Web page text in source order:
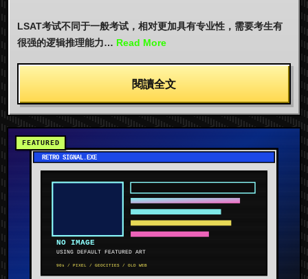
LSAT考试不同于一般考试，相对更加具有专业性，需要考生有
很强的逻辑推理能力… Read More
閱讀全文